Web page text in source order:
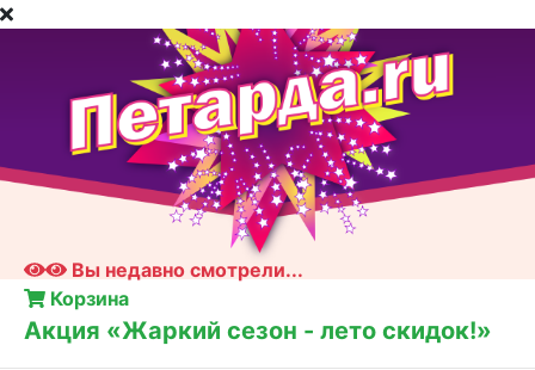
Вы недавно смотрели...
Корзина
Акция «Жаркий сезон - лето скидок!»